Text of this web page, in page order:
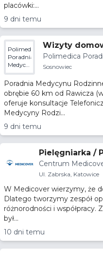
placówki:...
9 dni temu
Polimedica
Poradnia
Medycyny
Rodzinnej
Wizyty
Polimedica
Sosnowiec
Poradnia Medycynu
obrębie 60 km od Rawicza
oferuje konsultacje
Medycyny Rodzi...
9 dni temu
Pielęgniarka /
Centrum
Ul. Zabrska, Katowice
W Medicover wierzymy, że
Dlatego tworzymy zespół
różnorodności i współpracy.
był...
10 dni temu